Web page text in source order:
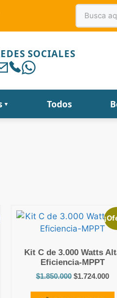
SOCIALES
▼ Todos
Kit C de 3.000 Watts
Eficiencia-MPPT
$1.850.000 $1.724.000